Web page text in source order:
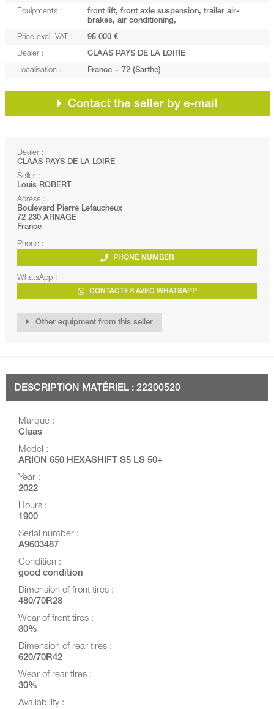
Equipments :
front lift, front axle suspension, trailer air-
brakes, air conditioning,
Price excl. VAT : 95 000 €
Dealer : CLAAS PAYS DE LA LOIRE
Localisation : France − 72 (Sarthe)
Contact the seller by e-mail
Dealer :
CLAAS PAYS DE LA LOIRE
Seller :
Louis ROBERT
Adress :
Boulevard Pierre Lefaucheux
72 230 ARNAGE
France
Phone :
PHONE NUMBER
WhatsApp :
CONTACTER AVEC WHATSAPP
Other equipment from this seller
DESCRIPTION MATÉRIEL : 22200520
Marque :
Claas
Model :
ARION 650 HEXASHIFT S5 LS 50+
Year :
2022
Hours :
1900
Serial number :
A9603487
Condition :
good condition
Dimension of front tires :
480/70R28
Wear of front tires :
30%
Dimension of rear tires :
620/70R42
Wear of rear tires :
30%
Availability :